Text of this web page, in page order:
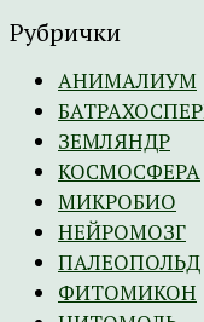
Рубрички
АНИМАЛИУМ
ЗЕМЛЯНДР
КОСМОСФЕРА
МИКРОБИО
НЕЙРОМОЗГ
ПАЛЕОПОЛЬД
ФИТОМИКОН